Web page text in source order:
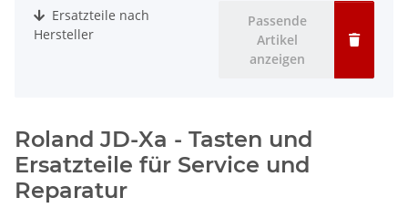
Ersatzteile nach
Hersteller
Passende
Artikel
anzeigen
Roland JD-Xa - Tasten und
Ersatzteile für Service und
Reparatur